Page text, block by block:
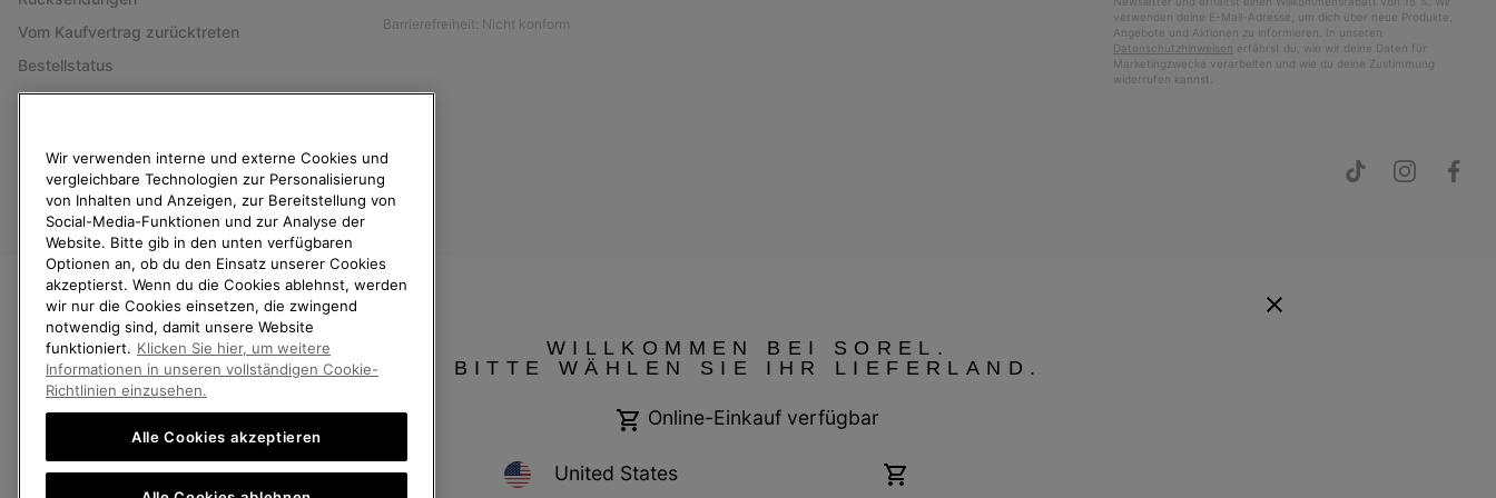
Vom Kaufvertrag zurücktreten
Bestellstatus
Versand
Häufig gestellte Fragen
Barrierefreiheit: Nicht konform
verwenden deine E-Mail-Adresse, um dich über neue Produkte,
Angebote und Aktionen zu informieren. In unseren
Datenschutzhinweisen erfährst du, wie wir deine Daten für
Marketingzwecke verarbeiten und wie du deine Zustimmung
widerrufen kannst.
Deutschland
2026SOREL. Alle Rechte vorbehalten.
Datenschutz Nutzungsbedingungen Allgemeine Verkaufsbedingungen Garantiebestimmungen Cookies Impressum Public CBCR
Kundenservice: Mo- Fr. 9:00 - 13:00 & 14:00- 18:00 Uhr
WILLKOMMEN BEI SOREL.
BITTE WÄHLEN SIE IHR LIEFERLAND.
Online-Einkauf verfügbar
United States
Online-
Wir verwenden interne und externe Cookies und
vergleichbare Technologien zur Personalisierung
von Inhalten und Anzeigen, zur Bereitstellung von
Social-Media-Funktionen und zur Analyse der
Website. Bitte gib in den unten verfügbaren
Optionen an, ob du den Einsatz unserer Cookies
akzeptierst. Wenn du die Cookies ablehnst, werden
wir nur die Cookies einsetzen, die zwingend
notwendig sind, damit unsere Website
funktioniert. Klicken Sie hier, um weitere
Informationen in unseren vollständigen Cookie-
Richtlinien einzusehen.
Alle Cookies akzeptieren